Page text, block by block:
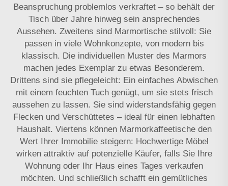
Beanspruchung problemlos verkraftet – so behält der
Tisch über Jahre hinweg sein ansprechendes
Aussehen. Zweitens sind Marmortische stilvoll: Sie
passen in viele Wohnkonzepte, von modern bis
klassisch. Die individuellen Muster des Marmors
machen jedes Exemplar zu etwas Besonderem.
Drittens sind sie pflegeleicht: Ein einfaches Abwischen
mit einem feuchten Tuch genügt, um sie stets frisch
aussehen zu lassen. Sie sind widerstandsfähig gegen
Flecken und Verschüttetes – ideal für einen lebhaften
Haushalt. Viertens können Marmorkaffee­tische den
Wert Ihrer Immobilie steigern: Hochwertige Möbel
wirken attraktiv auf potenzielle Käufer, falls Sie Ihre
Wohnung oder Ihr Haus eines Tages verkaufen
möchten. Und schließlich schafft ein gemütliches